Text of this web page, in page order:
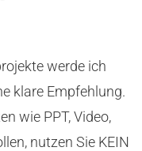
werde ich
klare Empfehlung.
wie PPT, Video,
nutzen Sie KEIN